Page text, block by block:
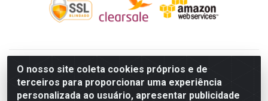
O nosso site coleta cookies próprios e de
terceiros para proporcionar uma experiência
personalizada ao usuário, apresentar publicidade
KarneKeijo Logistica Integrada LTDA - Rod. Br-101 Sul, nº3700
- Barro, Recife/PE, 50900-400 CNPJ: 24.150.377/0001-95
Estados atendidos pela KarneKeijo: PE, PB e RN.